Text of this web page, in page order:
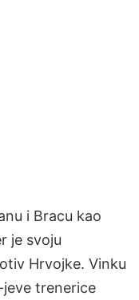
i Bracu kao
je svoju
Hrvojke. Vinku
trenerice